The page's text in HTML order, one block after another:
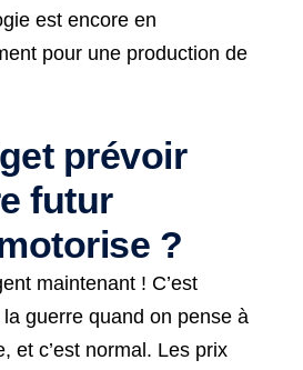
est encore en
pour une production de
prévoir
futur
?
maintenant ! C’est
guerre quand on pense à
et c’est normal. Les prix